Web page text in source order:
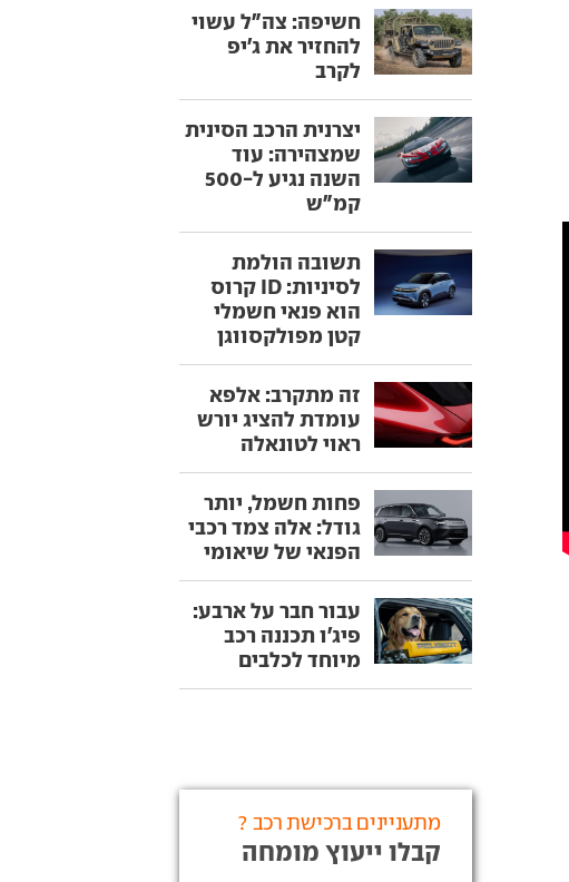
חשיפה: צה"ל עשוי
להחזיר את ג'יפ
לקרב
יצרנית הרכב הסינית
שמצהירה: עוד
השנה נגיע ל-500
קמ"ש
תשובה הולמת
לסיניות: ID קרוס
הוא פנאי חשמלי
קטן מפולקסווגן
זה מתקרב: אלפא
עומדת להציג יורש
ראוי לטונאלה
פחות חשמל, יותר
גודל: אלה צמד רכבי
הפנאי של שיאומי
עבור חבר על ארבע:
פיג'ו תכננה רכב
מיוחד לכלבים
מתעניינים ברכישת רכב ?
קבלו ייעוץ מומחה